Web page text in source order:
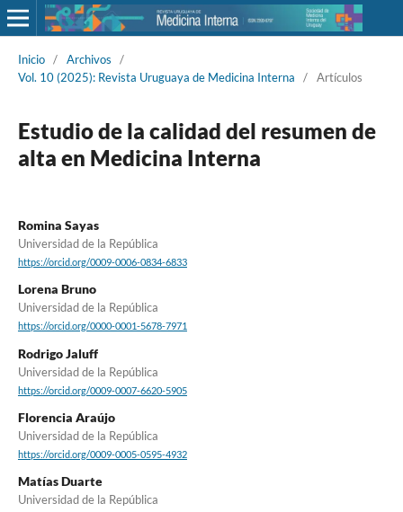
Inicio / Archivos
/
Vol. 10 (2025): Revista Uruguaya de Medicina Interna
/ Artículos
Estudio de la calidad del resumen de
alta en Medicina Interna
Romina Sayas
Universidad de la República
https://orcid.org/0009-0006-0834-6833
Lorena Bruno
Universidad de la República
https://orcid.org/0000-0001-5678-7971
Rodrigo Jaluff
Universidad de la República
https://orcid.org/0009-0007-6620-5905
Florencia Araújo
Universidad de la República
https://orcid.org/0009-0005-0595-4932
Matías Duarte
Universidad de la República